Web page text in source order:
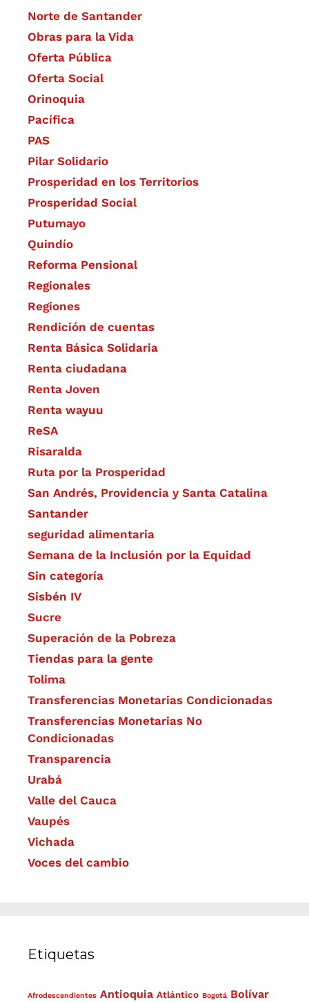
Norte de Santander
Obras para la Vida
Oferta Pública
Oferta Social​​
Orinoquia
Pacífica
PAS
Pilar Solidario
Prosperidad en los Territorios
Prosperidad Social
Putumayo
Quindío
Reforma Pensional
Regionales
Regiones
Rendición de cuentas
Renta Básica Solidaria
Renta ciudadana
Renta Joven
Renta wayuu
ReSA
Risaralda
Ruta por la Prosperidad
San Andrés, Providencia y Santa Catalina
Santander
seguridad alimentaria
Semana de la Inclusión por la Equidad
Sin categoría
Sisbén IV
Sucre
Superación de la Pobreza
Tiendas para la gente
Tolima
Transferencias Monetarias Condicionadas
Transferencias Monetarias No
Condicionadas
Transparencia
Urabá
Valle del Cauca
Vaupés
Vichada
Voces del cambio
Etiquetas
Afrodescendientes Antioquia Atlántico Bogotá Bolívar